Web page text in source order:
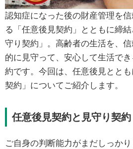
認知症になった後の財産管理を
る「任意後見契約」とともに締
守り契約」。高齢者の生活を、
的に見守って、安心して生活で
約です。今回は、任意後見とと
契約」についてご紹介します。
任意後見契約と見守り契約
ご自身の判断能力がまだしっか